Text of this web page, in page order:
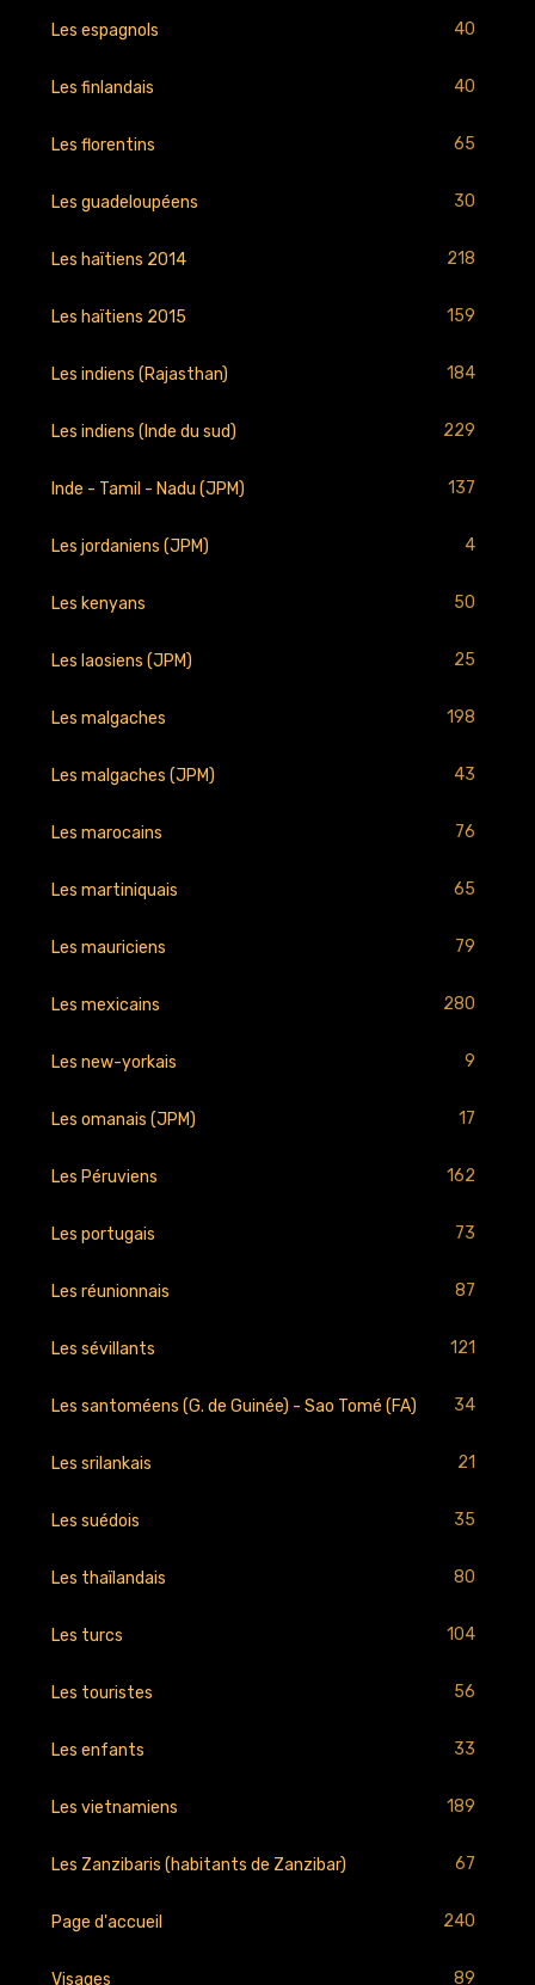
Les espagnols 40
Les finlandais 40
Les florentins 65
Les guadeloupéens 30
Les haïtiens 2014 218
Les haïtiens 2015 159
Les indiens (Rajasthan) 184
Les indiens (Inde du sud) 229
Inde - Tamil - Nadu (JPM) 137
Les jordaniens (JPM) 4
Les kenyans 50
Les laosiens (JPM) 25
Les malgaches 198
Les malgaches (JPM) 43
Les marocains 76
Les martiniquais 65
Les mauriciens 79
Les mexicains 280
Les new-yorkais 9
Les omanais (JPM) 17
Les Péruviens 162
Les portugais 73
Les réunionnais 87
Les sévillants 121
Les santoméens (G. de Guinée) - Sao Tomé (FA) 34
Les srilankais 21
Les suédois 35
Les thaïlandais 80
Les turcs 104
Les touristes 56
Les enfants 33
Les vietnamiens 189
Les Zanzibaris (habitants de Zanzibar) 67
Page d'accueil 240
Visages 89